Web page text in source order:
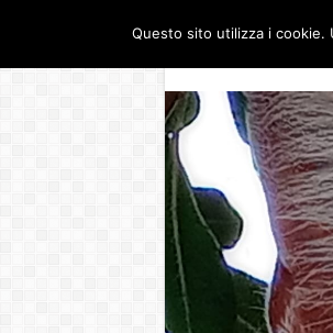
SABATO , 8 AGOSTO 2026
Questo sito utilizza i cookie.